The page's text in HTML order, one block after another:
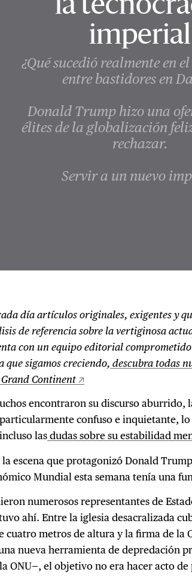
la
imperial
¿Qué sucedió realmente en
entre bastidores en
Donald Trump hizo una
élites de la globalización
rechazar.
Servir a un nuevo
día artículos originales, exigentes y
de referencia sobre la vertiginosa
con un equipo editorial
que sigamos creciendo, descubra todas
Continent
uchos encontraron su discurso aburrido,
particularmente confuso e inquietante,
incluso lasdudas sobre su estabilidad
escena que protagonizó Donald
Mundial esta semana tenía una
numerosos representantes de
ahí. Entre la iglesia desacralizada
cuatro metros de altura y la firma de la
nueva herramienta de depredación
ONU—, el objetivo no era hacer acto de